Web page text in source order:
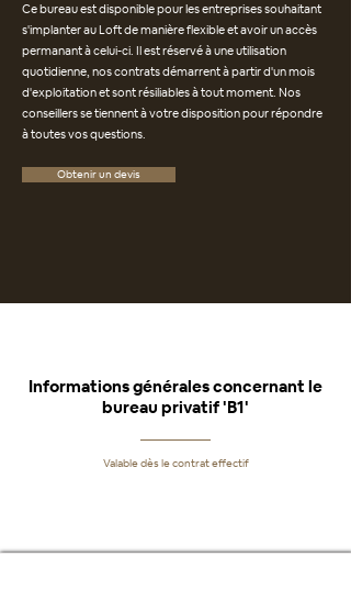
Ce bureau est disponible pour les entreprises souhaitant
s'implanter au Loft de manière flexible et avoir un accès
permanant à celui-ci. Il est réservé à une utilisation
quotidienne, nos contrats démarrent à partir d'un mois
d'exploitation et sont résiliables à tout moment. Nos
conseillers se tiennent à votre disposition pour répondre
à toutes vos questions.
Obtenir un devis
Informations générales concernant le
bureau privatif 'B1'
Valable dès le contrat effectif